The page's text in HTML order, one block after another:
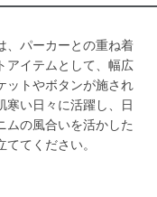
、パーカーとの重ね着
アイテムとして、幅広
ットやボタンが施され
寒い日々に活躍し、日
ムの風合いを活かした
てください。